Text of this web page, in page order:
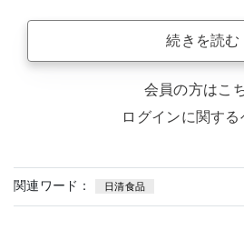
続きを読む
会員の方はこ
ログインに関す
関連ワード： 日清食品